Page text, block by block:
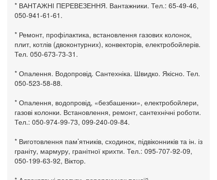
* ВАНТАЖНІ ПЕРЕВЕЗЕННЯ. Вантажники. Тел.: 65-49-46,
050-941-61-61.
* Ремонт, профілактика, встановлення газових колонок,
плит, котлів (двоконтурних), конвекторів, електробойлерів.
Тел. 050-673-73-31.
* Опалення. Водопровід. Сантехніка. Швидко. Якісно. Тел.
050-523-58-88.
* Опалення, водопровід, «безбашенки», електробойлери,
газові колонки. Встановлення, ремонт, сантехнічні роботи.
Тел.: 050-974-99-73, 099-240-09-84.
* Виготовлення пам’ятників, сходинок, підвіконників та ін. із
граніту, мармуру, гранітної крихти. Тел.: 095-707-92-09,
050-199-63-92, Віктор.